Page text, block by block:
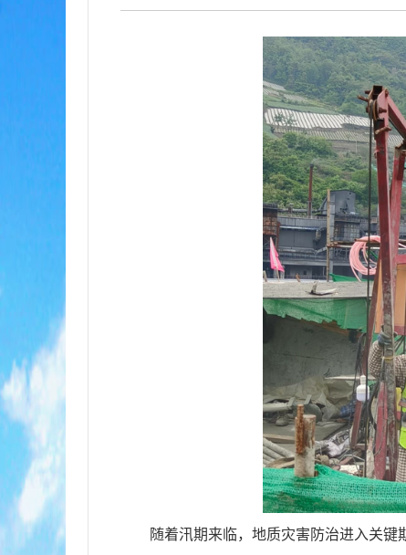
随着汛期来临，地质灾害防治进入关